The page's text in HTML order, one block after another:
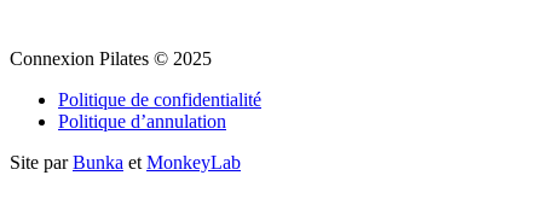
Connexion Pilates
Connexion Pilates © 2025
Politique de confidentialité
Politique d’annulation
Site par Bunka et MonkeyLab